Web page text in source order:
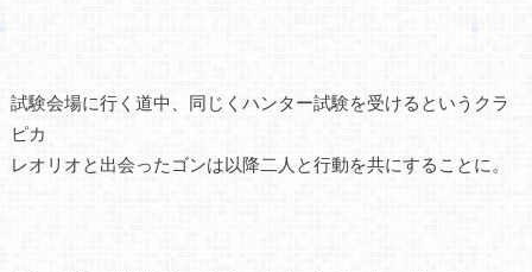
試験会場に行く道中、同じくハンター試験を受けるというクラ
ピカ
レオリオと出会ったゴンは以降二人と行動を共にすることに。